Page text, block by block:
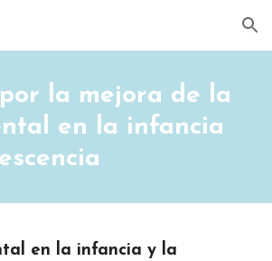
Skip to navigation
por la mejora de la
en la infancia
en la infanciay la